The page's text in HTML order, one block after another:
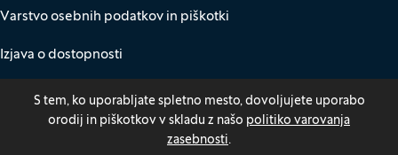
S tem, ko uporabljate spletno mesto, dovoljujete uporabo
orodij in piškotkov v skladu z našo politiko varovanja
zasebnosti.
Varstvo osebnih podatkov in piškotki
Izjava o dostopnosti
Za medije